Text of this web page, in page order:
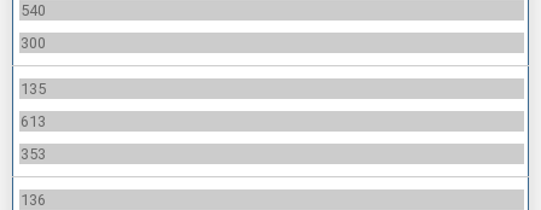
540
300
135
613
353
136